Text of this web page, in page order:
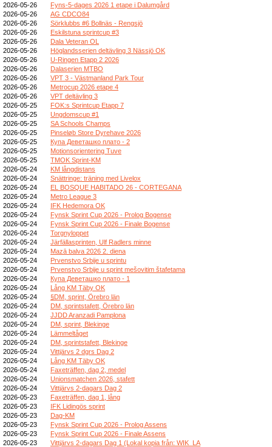
2026-05-26
Fyns-5-dages 2026 1 etape i Dalumgård
2026-05-26
AG CDCO84
2026-05-26
Sörklubbs #6 Bollnäs - Rengsjö
2026-05-26
Eskilstuna sprintcup #3
2026-05-26
Dala Veteran OL
2026-05-26
Höglandsserien deltävling 3 Nässjö OK
2026-05-26
U-Ringen Etapp 2 2026
2026-05-26
Dalaserien MTBO
2026-05-26
VPT 3 - Västmanland Park Tour
2026-05-26
Metrocup 2026 etape 4
2026-05-26
VPT deltävling 3
2026-05-25
FOK:s Sprintcup Etapp 7
2026-05-25
Ungdomscup #1
2026-05-25
SA Schools Champs
2026-05-25
Pinseløb Store Dyrehave 2026
2026-05-25
Купа Деветашко плато - 2
2026-05-25
Motionsorientering Tuve
2026-05-25
TMOK Sprint-KM
2026-05-24
KM långdistans
2026-05-24
Snättringe: träning med Livelox
2026-05-24
EL BOSQUE HABITADO 26 - CORTEGANA
2026-05-24
Metro League 3
2026-05-24
IFK Hedemora OK
2026-05-24
Fynsk Sprint Cup 2026 - Prolog Bogense
2026-05-24
Fynsk Sprint Cup 2026 - Finale Bogense
2026-05-24
Torgnyloppet
2026-05-24
Järfällasprinten, Ulf Radlers minne
2026-05-24
Mazā balva 2026 2. diena
2026-05-24
Prvenstvo Srbije u sprintu
2026-05-24
Prvenstvo Srbije u sprint mešovitim štafetama
2026-05-24
Купа Деветашко плато - 1
2026-05-24
Lång KM Täby OK
2026-05-24
§DM, sprint, Örebro län
2026-05-24
DM, sprintstafett, Örebro län
2026-05-24
JJDD Aranzadi Pamplona
2026-05-24
DM, sprint, Blekinge
2026-05-24
Lämmeltåget
2026-05-24
DM, sprintstafett, Blekinge
2026-05-24
Vittjärvs 2 dgrs Dag 2
2026-05-24
Lång KM Täby OK
2026-05-24
Faxeträffen, dag 2, medel
2026-05-24
Unionsmatchen 2026, stafett
2026-05-24
Vittjärvs 2-dagars Dag 2
2026-05-23
Faxeträffen, dag 1, lång
2026-05-23
IFK Lidingös sprint
2026-05-23
Dag-KM
2026-05-23
Fynsk Sprint Cup 2026 - Prolog Assens
2026-05-23
Fynsk Sprint Cup 2026 - Finale Assens
2026-05-23
Vittjärvs 2-dagars Dag 1 (Lokal kopia från: WIK_LA